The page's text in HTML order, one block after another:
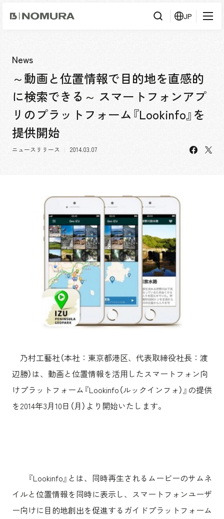
乃
村
工
JP
索
事業内容
事業内容TOP
市場領域
会社情報
会社情報TOP
実績紹介
ホスピタリティ
エンターテインメント
コンベンション & イベント
プロジェクト紹介
派遣社員について
サステナビリティ
協力会社様専用ページ
JP EN CN
乃村工藝社の実績紹介を中心に発信しております
News
～動画と位置情報で目的地を直感的
に検索できる～ スマートフォンアプ
リのプラットフォーム『Lookinfo』を
提供開始
ニュースリリース 2014.03.07 X
乃村工藝社（本社：東京都港区、代表取締役社長：渡
辺勝）は、動画と位置情報を活用したスマートフォン向
けプラットフォーム『Lookinfo（ルックインフォ）』の提供
を2014年3月10日（月）より開始いたします。
『Lookinfo』とは、同時再生されるムービーのサムネ
イルと位置情報を同時に表示し、スマートフォンユーザ
ー向けに目的地創出を促進するガイドプラットフォーム